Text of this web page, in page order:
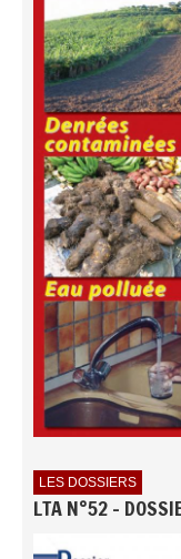
LES DOSSIERS
LTA N°52 -